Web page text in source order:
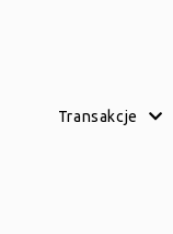
transakcje